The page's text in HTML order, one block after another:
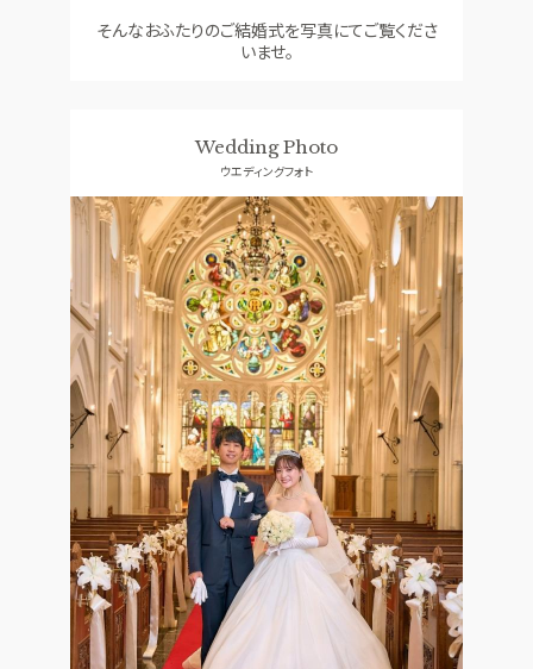
そんなおふたりのご結婚式を写真にてご覧くださ
いませ。
Wedding Photo
ウエディングフォト